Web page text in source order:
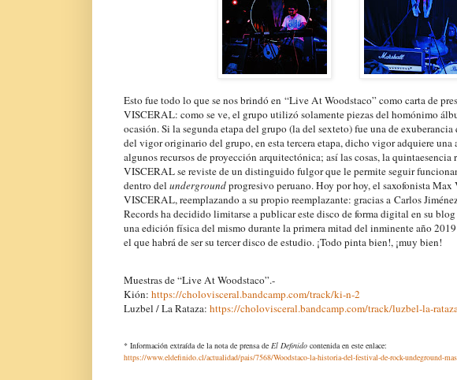
Esto fue todo lo que se nos brindó en “Live At Woodstaco” como carta de
VISCERAL: como se ve, el grupo utilizó solamente piezas del homónimo
ocasión. Si la segunda etapa del grupo (la del sexteto) fue una de
del vigor originario del grupo, en esta tercera etapa, dicho vigor adquiere una
algunos recursos de proyección arquitectónica; así las cosas, la
VISCERAL se reviste de un distinguido fulgor que le permite seguir
dentro del undergroundprogresivo peruano. Hoy por hoy, el saxofonista
VISCERAL, reemplazando a su propio reemplazante: gracias a Carlos
Records ha decidido limitarse a publicar este disco de forma digital en su
una edición física del mismo durante la primera mitad del inminente año
el que habrá de ser su tercer disco de estudio. ¡Todo pinta bien!, ¡muy bien!
Muestras de “Live At Woodstaco”.-
Kión: https://cholovisceral.bandcamp.com/track/ki-n-2
Luzbel / La Rataza: https://cholovisceral.bandcamp.com/track/luzbel-la-
* Información extraída de la nota de prensa de El Definido contenida en este enlace:
https://www.eldefinido.cl/actualidad/pais/7568/Woodstaco-la-historia-del-festival-de-rock-undeground-